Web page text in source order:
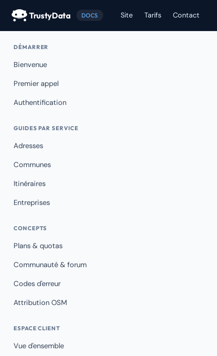
TrustyData DOCS Site Tarifs Contact
DÉMARRER
Bienvenue
Premier appel
Authentification
GUIDES PAR SERVICE
Adresses
Communes
Itinéraires
Entreprises
CONCEPTS
Plans & quotas
Communauté & forum
Codes d'erreur
Attribution OSM
ESPACE CLIENT
Vue d'ensemble